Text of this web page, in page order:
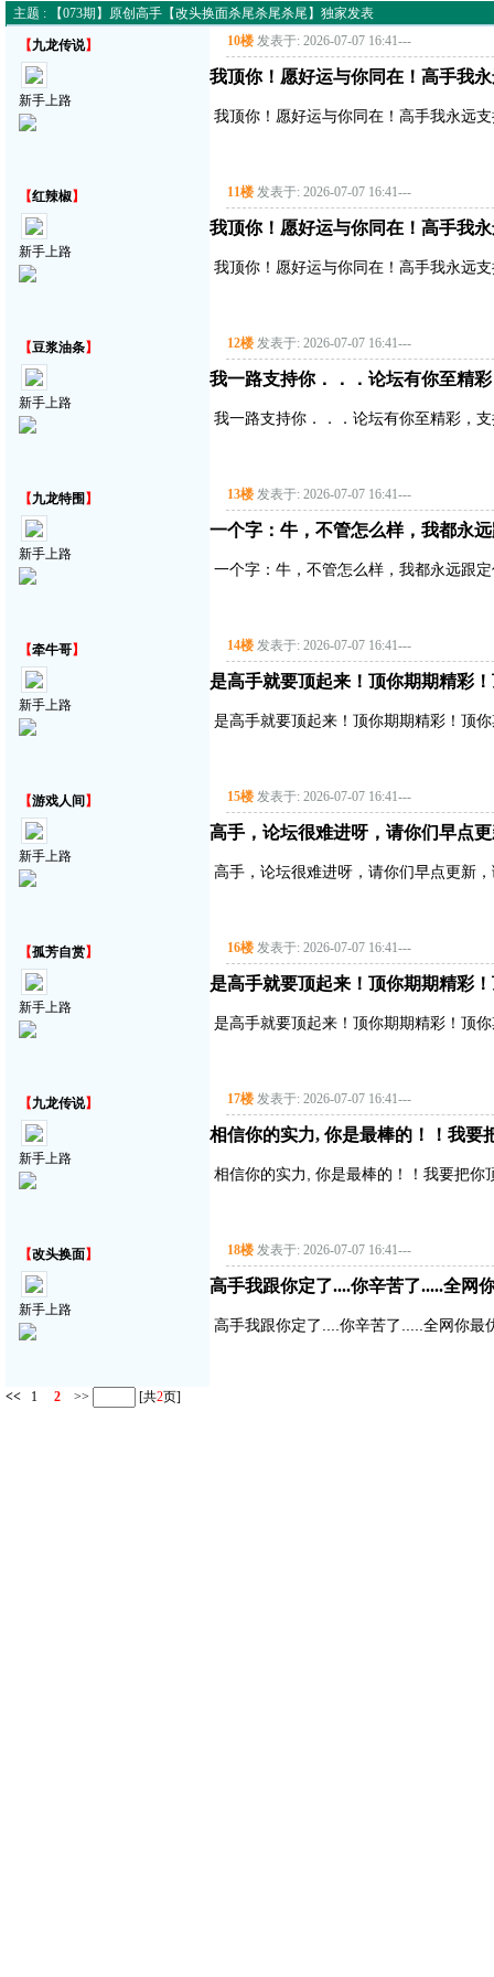
主题 : 【073期】原创高手【改头换面杀尾杀尾杀尾】独家发表
【九龙传说】
新手上路
10楼 发表于: 2026-07-07 16:41---
我顶你！愿好运与你同在！高手我
我顶你！愿好运与你同在！高手我永远
【红辣椒】
新手上路
11楼 发表于: 2026-07-07 16:41---
我顶你！愿好运与你同在！高手我
我顶你！愿好运与你同在！高手我永远
【豆浆油条】
新手上路
12楼 发表于: 2026-07-07 16:41---
我一路支持你．．．论坛有你至精
我一路支持你．．．论坛有你至精彩，
【九龙特围 】
新手上路
13楼 发表于: 2026-07-07 16:41---
一个字：牛，不管怎么样，我都永
一个字：牛，不管怎么样，我都永远跟
【牵牛哥】
新手上路
14楼 发表于: 2026-07-07 16:41---
是高手就要顶起来！顶你期期精彩
是高手就要顶起来！顶你期期精彩！顶
【游戏人间 】
新手上路
15楼 发表于: 2026-07-07 16:41---
高手，论坛很难进呀，请你们早点
高手，论坛很难进呀，请你们早点更新
【孤芳自赏】
新手上路
16楼 发表于: 2026-07-07 16:41---
是高手就要顶起来！顶你期期精彩
是高手就要顶起来！顶你期期精彩！顶
【九龙传说】
新手上路
17楼 发表于: 2026-07-07 16:41---
相信你的实力, 你是最棒的！！我要
相信你的实力, 你是最棒的！！我要把你
【改头换面】
新手上路
18楼 发表于: 2026-07-07 16:41---
高手我跟你定了....你辛苦了.....全网
高手我跟你定了....你辛苦了.....全网你最
<< 1 2 >> [共2页]